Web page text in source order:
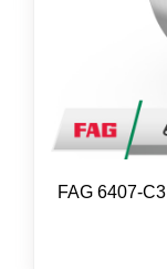
FAG 6407-